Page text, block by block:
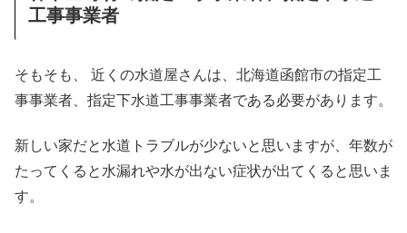
工事事業者
そもそも、 近くの水道屋さんは、北海道函館市の指定工
事事業者、指定下水道工事事業者である必要があります。
新しい家だと水道トラブルが少ないと思いますが、年数が
たってくると水漏れや水が出ない症状が出てくると思いま
す。